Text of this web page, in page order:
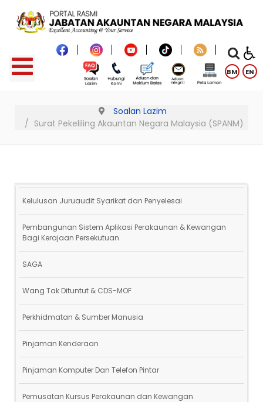
BM EN
Soalan Lazim
Surat Pekeliling Akauntan Negara Malaysia (SPANM)
Kelulusan Juruaudit Syarikat dan Penyelesai
Pembangunan Sistem Aplikasi Perakaunan & Kewangan
Bagi Kerajaan Persekutuan
SAGA
Wang Tak Dituntut & CDS-MOF
Perkhidmatan & Sumber Manusia
Pinjaman Kenderaan
Pinjaman Komputer Dan Telefon Pintar
Pemusatan Kursus Perakaunan dan Kewangan